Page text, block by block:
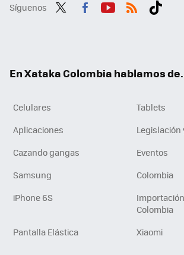
Síguenos
En Xataka Colombia hablamos
Celulares
Tablets
Aplicaciones
Legislación
Cazando gangas
Eventos
Samsung
Colombia
iPhone 6S
Colombia
Pantalla Elástica
Xiaomi